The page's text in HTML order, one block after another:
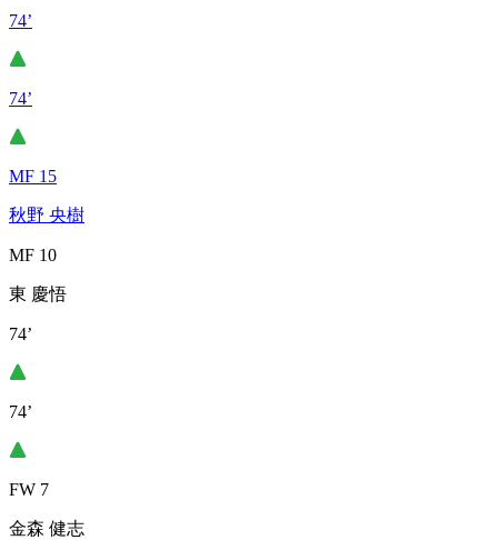
74’
74’
MF 15
秋野 央樹
MF 10
東 慶悟
74’
74’
FW 7
金森 健志